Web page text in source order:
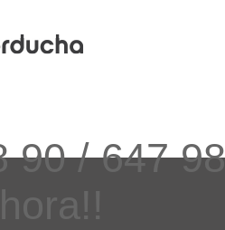
90 / 647